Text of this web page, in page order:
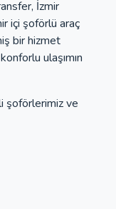
İzmir
içi şoförlü araç
bir hizmet
ulaşımın
şoförlerimiz ve